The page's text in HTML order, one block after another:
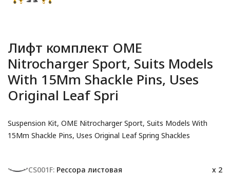
Лифт комплект OME
Nitrocharger Sport, Suits Models
With 15Mm Shackle Pins, Uses
Original Leaf Spri
Suspension Kit, OME Nitrocharger Sport, Suits Models With
15Mm Shackle Pins, Uses Original Leaf Spring Shackles
CS001F: Рессора листовая x 2